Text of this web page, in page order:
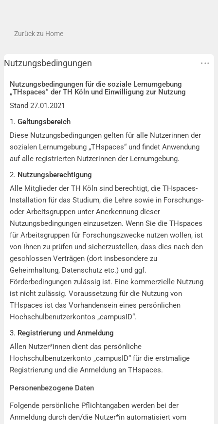
Zurück zu Home
Nutzungsbedingungen
Nutzungsbedingungen für die soziale Lernumgebung
„THspaces“ der TH Köln und Einwilligung zur Nutzung
Stand 27.01.2021
1. Geltungsbereich
Diese Nutzungsbedingungen gelten für alle Nutzerinnen der
sozialen Lernumgebung „THspaces“ und findet Anwendung
auf alle registrierten Nutzerinnen der Lernumgebung.
2. Nutzungsberechtigung
Alle Mitglieder der TH Köln sind berechtigt, die THspaces-
Installation für das Studium, die Lehre sowie in Forschungs-
oder Arbeitsgruppen unter Anerkennung dieser
Nutzungsbedingungen einzusetzen. Wenn Sie die THspaces
für Arbeitsgruppen für Forschungszwecke nutzen wollen, ist
von Ihnen zu prüfen und sicherzustellen, dass dies nach den
geschlossen Verträgen (dort insbesondere zu
Geheimhaltung, Datenschutz etc.) und ggf.
Förderbedingungen zulässig ist. Eine kommerzielle Nutzung
ist nicht zulässig. Voraussetzung für die Nutzung von
THspaces ist das Vorhandensein eines persönlichen
Hochschulbenutzerkontos „campusID“.
3. Registrierung und Anmeldung
Allen Nutzer*innen dient das persönliche
Hochschulbenutzerkonto „campusID“ für die erstmalige
Registrierung und die Anmeldung an THspaces.
Personenbezogene Daten
Folgende persönliche Pflichtangaben werden bei der
Anmeldung durch den/die Nutzer*in automatisiert vom